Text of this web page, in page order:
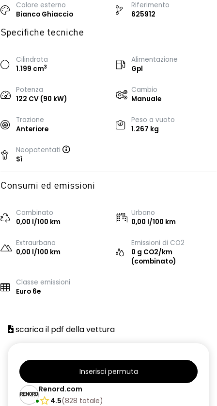
Colore esterno
Bianco Ghiaccio
Riferimento
625912
Specifiche tecniche
Cilindrata
1.199 cm3
Alimentazione
Gpl
Potenza
122 CV (90 kW)
Cambio
Manuale
Trazione
Anteriore
Peso a vuoto
1.267 kg
Neopatentati
Sì
Consumi ed emissioni
Combinato
0,00 l/100 km
Urbano
0,00 l/100 km
Extraurbano
0,00 l/100 km
Emissioni di CO2
0 g CO2/km
(combinato)
Classe emissioni
Euro 6e
scarica il pdf della vettura
Inserisci permuta
Renord.com
4.5(828 totale)